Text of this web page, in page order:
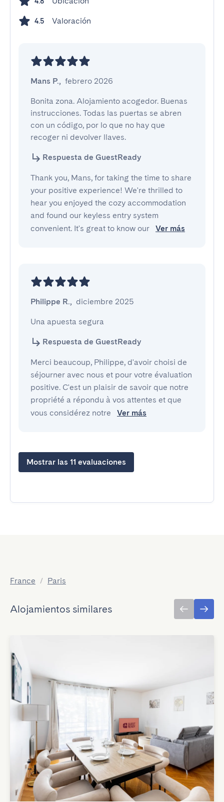
4.5 Valoración
Mans P., febrero 2026
Bonita zona. Alojamiento acogedor. Buenas
instrucciones. Todas las puertas se abren
con un código, por lo que no hay que
recoger ni devolver llaves.
Respuesta de GuestReady
Thank you, Mans, for taking the time to share
your positive experience! We're thrilled to
hear you enjoyed the cozy accommodation
and found our keyless entry system
convenient. It's great to know our
Ver más
Philippe R., diciembre 2025
Una apuesta segura
Respuesta de GuestReady
Merci beaucoup, Philippe, d'avoir choisi de
séjourner avec nous et pour votre évaluation
positive. C'est un plaisir de savoir que notre
propriété a répondu à vos attentes et que
vous considérez notre
Ver más
Mostrar las 11 evaluaciones
France / Paris
Alojamientos similares